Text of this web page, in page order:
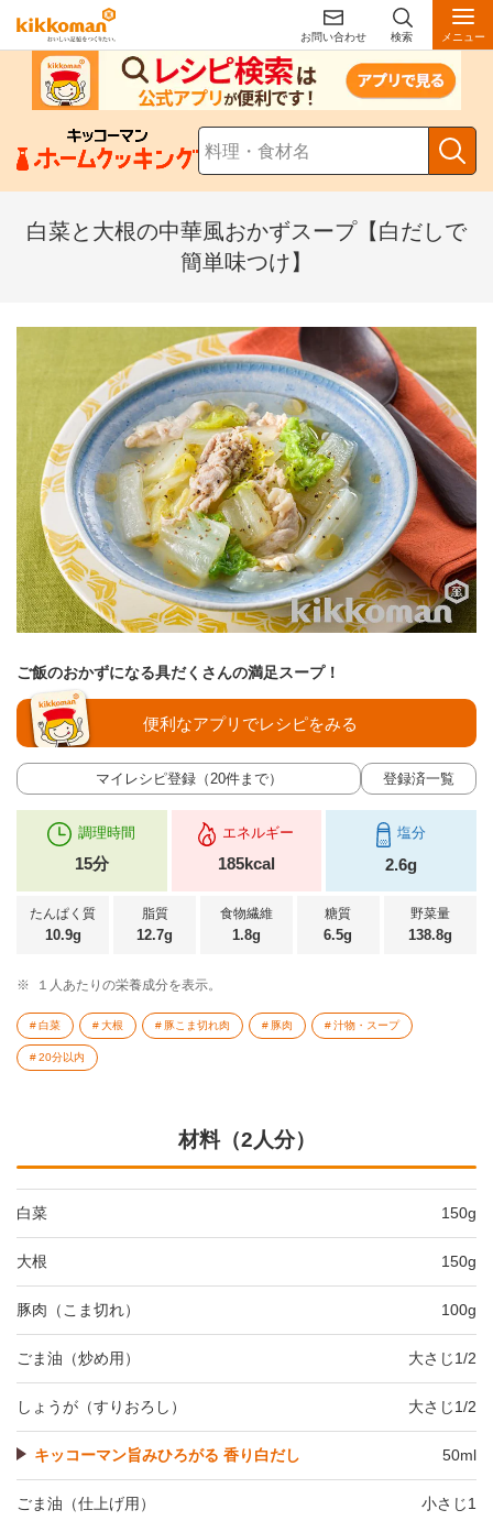
お問い合わせ 検索 メニュー
白菜と大根の中華風おかずスープ【白だしで
簡単味つけ】
ご飯のおかずになる具だくさんの満足スープ！
マイレシピ登録（20件まで） 登録済一覧
便利なアプリでレシピをみる
調理時間
15分
エネルギー
185kcal
塩分
2.6g
たんぱく質
10.9g
脂質
12.7g
食物繊維
1.8g
糖質
6.5g
野菜量
138.8g
※ １人あたりの栄養成分を表示。
白菜 大根 豚こま切れ肉 豚肉 汁物・スープ
20分以内
材料（2人分）
白菜 150g
大根 150g
豚肉（こま切れ） 100g
ごま油（炒め用） 大さじ1/2
しょうが（すりおろし） 大さじ1/2
キッコーマン旨みひろがる 香り白だし 50ml
ごま油（仕上げ用） 小さじ1